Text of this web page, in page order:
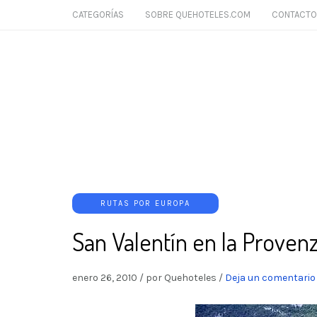
CATEGORÍAS SOBRE QUEHOTELES.COM CONTACTO
RUTAS POR EUROPA
San Valentín en la
enero 26, 2010 / por Quehoteles / Deja un comentario